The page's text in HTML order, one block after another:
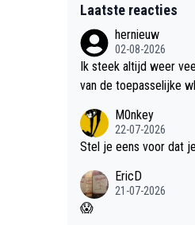
Laatste reacties
hernieuw
02-08-2026
Ik steek altijd weer
van de toepasselijke
M0nkey
22-07-2026
Stel je eens voor dat
EricD
21-07-2026
😱